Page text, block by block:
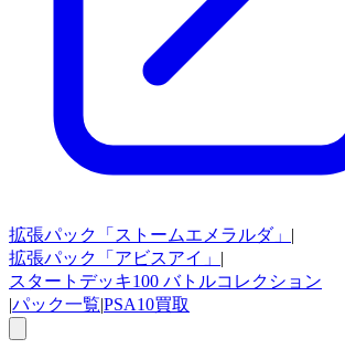
拡張パック 「ストームエメラルダ」 |
拡張パック
「アビスアイ」 |
スタートデッキ100 バトルコレクション
|パック一覧|PSA10買取